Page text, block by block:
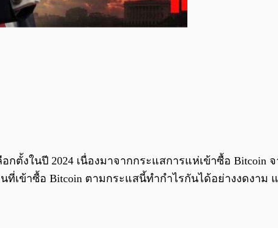
กตั้งในปี 2024 เนื่องมาจากกระแสการแห่เข้าซื้อ
เข้าซื้อ Bitcoin ตามกระแสนี้ทำกำไรกันได้อย่างงดงาม